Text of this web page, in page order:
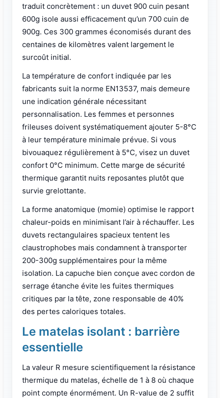
traduit concrètement : un duvet 900 cuin pesant
600g isole aussi efficacement qu’un 700 cuin de
900g. Ces 300 grammes économisés durant des
centaines de kilomètres valent largement le
surcoût initial.
La température de confort indiquée par les
fabricants suit la norme EN13537, mais demeure
une indication générale nécessitant
personnalisation. Les femmes et personnes
frileuses doivent systématiquement ajouter 5-8°C
à leur température minimale prévue. Si vous
bivouaquez régulièrement à 5°C, visez un duvet
confort 0°C minimum. Cette marge de sécurité
thermique garantit nuits reposantes plutôt que
survie grelottante.
La forme anatomique (momie) optimise le rapport
chaleur-poids en minimisant l’air à réchauffer. Les
duvets rectangulaires spacieux tentent les
claustrophobes mais condamnent à transporter
200-300g supplémentaires pour la même
isolation. La capuche bien conçue avec cordon de
serrage étanche évite les fuites thermiques
critiques par la tête, zone responsable de 40%
des pertes caloriques totales.
Le matelas isolant : barrière
essentielle
La valeur R mesure scientifiquement la résistance
thermique du matelas, échelle de 1 à 8 où chaque
point compte énormément. Un R-value de 2 suffit